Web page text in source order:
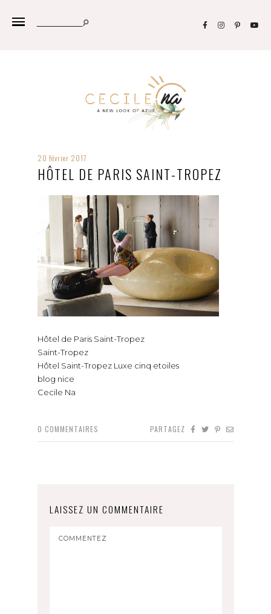
20 février 2017
HÔTEL DE PARIS SAINT-TROPEZ
Hôtel de Paris Saint-Tropez
Saint-Tropez
Hôtel Saint-Tropez Luxe cinq etoiles
blog nice
Cecile Na
0 COMMENTAIRES PARTAGEZ
LAISSEZ UN COMMENTAIRE